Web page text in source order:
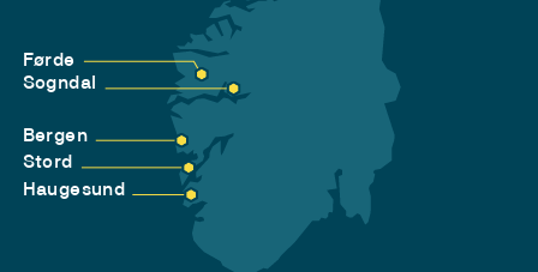
Førde
Sogndal
Bergen
Stord
Haugesund